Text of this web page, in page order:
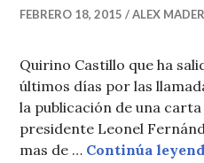
FEBRERO 18, 2015 ALEX
Quirino Castillo que ha
últimos días por las
la publicación de una
presidente Leonel
mas de … Continúa